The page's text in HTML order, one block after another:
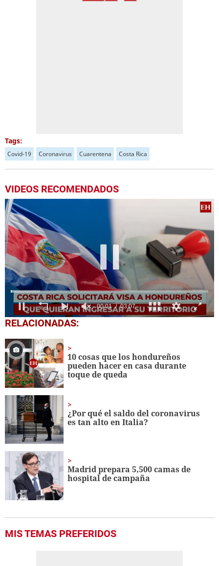
Tags:
Covid-19 Coronavirus Cuarentena Costa Rica
VIDEOS RECOMENDADOS
0
seconds
3
minutes,
7
seconds
RELACIONADAS:
10 cosas que los hondureños
pueden hacer en casa durante
toque de queda
¿Por qué el saldo del coronavirus
es tan alto en Italia?
Madrid prepara 5,500 camas de
hospital de campaña
MIS TEMAS PREFERIDOS